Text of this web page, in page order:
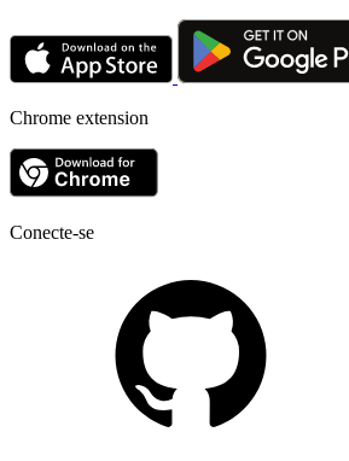
Chrome extension
Conecte-se